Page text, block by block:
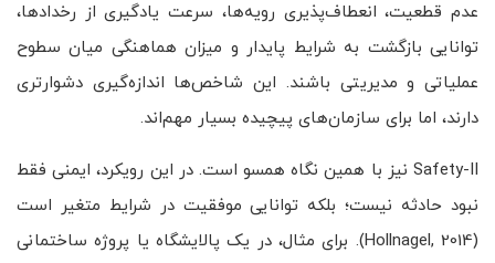
عدم قطعیت، انعطاف‌پذیری رویه‌ها، سرعت یادگیری از رخدادها،
توانایی بازگشت به شرایط پایدار و میزان هماهنگی میان سطوح
عملیاتی و مدیریتی باشند. این شاخص‌ها اندازه‌گیری دشوارتری
دارند، اما برای سازمان‌های پیچیده بسیار مهم‌اند.
Safety-II نیز با همین نگاه همسو است. در این رویکرد، ایمنی فقط
نبود حادثه نیست؛ بلکه توانایی موفقیت در شرایط متغیر است
(Hollnagel, 2014). برای مثال، در یک پالایشگاه یا پروژه ساختمانی